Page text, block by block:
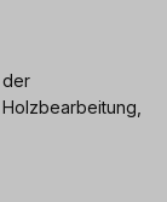
der